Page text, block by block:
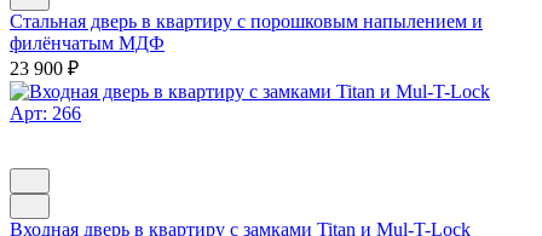
Стальная дверь в квартиру с порошковым напылением и
филёнчатым МДФ
23 900 ₽
Арт: 266
Входная дверь в квартиру с замками Titan и Mul-T-Lock